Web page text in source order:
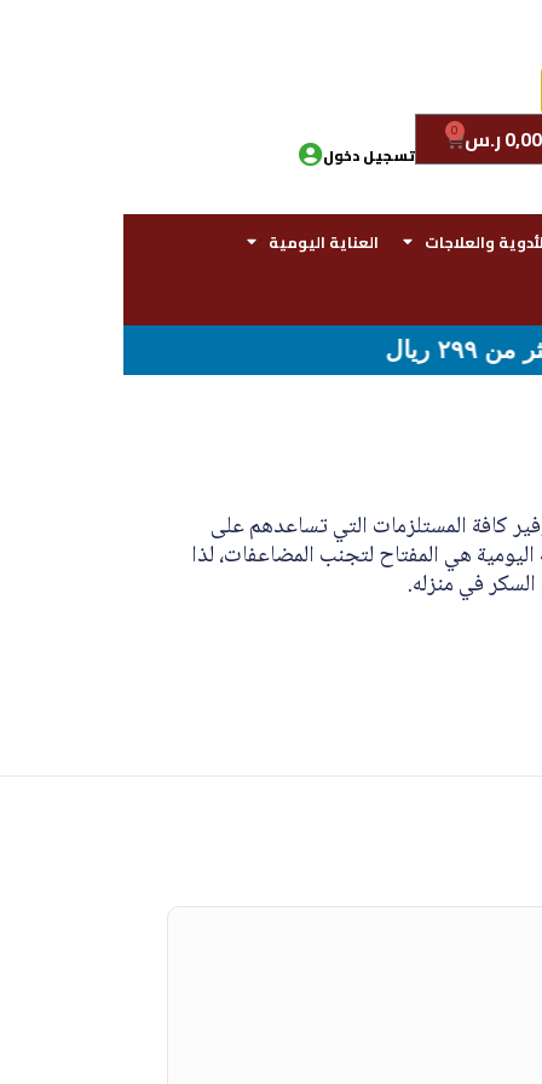
0,00ر.س 0
تسجيل دخول
والعلاجات
العناية اليومية
كافة المستلزمات التي تساعدهم على
هي المفتاح لتجنب المضاعفات، لذا
في منزله.